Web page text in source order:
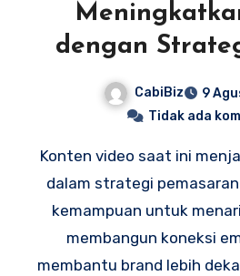
dengan
CabiBiz
9
Tidak ada
Konten video saat ini
dalam strategi
kemampuan untuk
membangun koneksi
membantu brand lebih